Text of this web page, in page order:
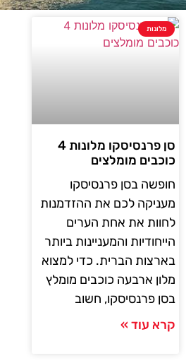
מלונות
סן פרנסיסקו מלונות 4
כוכבים מומלצים
חופשה בסן פרנסיסקו
מעניקה לכם את ההזדמנות
לחוות את אחת הערים
הייחודיות והמעניינות ביותר
בארצות הברית. כדי למצוא
מלון ארבעה כוכבים מומלץ
בסן פרנסיסקו, חשוב
קרא עוד »